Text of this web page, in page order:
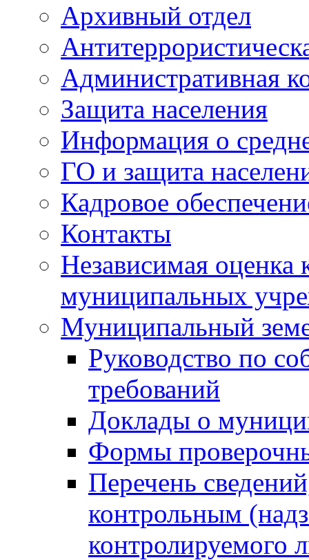
Архивный отдел
Административная
Защита населения
Информация о
ГО и защита
Кадровое
Контакты
Независимая оценка
муниципальных
Муниципальный
Руководство по
требований
Доклады о
Формы
Перечень
контрольным
контролируемого